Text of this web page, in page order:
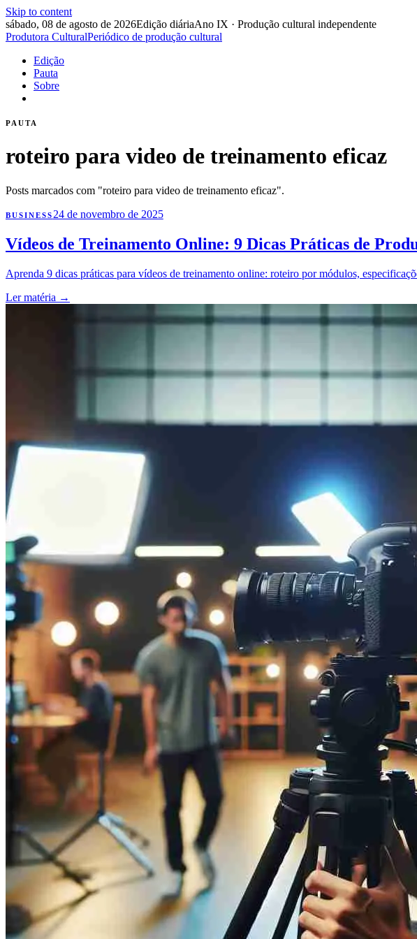
Skip to content
sábado, 08 de agosto de 2026Edição diáriaAno IX · Produção cultural independente
Produtora CulturalPeriódico de produção cultural
Edição
Pauta
Sobre
PAUTA
roteiro para video de treinamento eficaz
Posts marcados com "roteiro para video de treinamento eficaz".
BUSINESS 24 de novembro de 2025
Vídeos de Treinamento Online: 9 Dicas Práticas de
Aprenda 9 dicas práticas para vídeos de treinamento online: roteiro por módulos,
Ler matéria →